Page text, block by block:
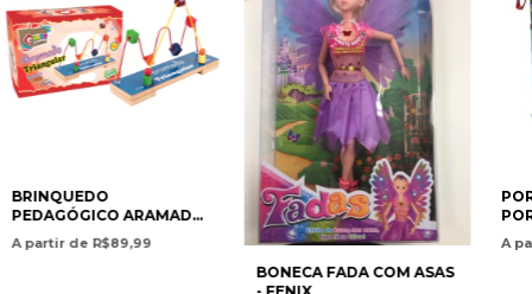
BRINQUEDO
PEDAGÓGICO ARAMADO
TRIANGULAR
A partir de R$89,99
BONECA FADA COM ASAS
A